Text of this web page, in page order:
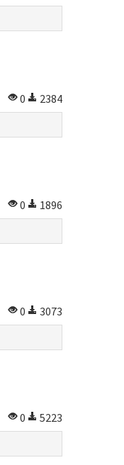
0
2384
0
1896
0
3073
0
5223